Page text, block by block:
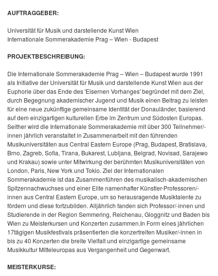
AUFTRAGGEBER:
Universität für Musik und darstellende Kunst Wien
Internationale Sommerakademie Prag – Wien - Budapest
PROJEKTBESCHREIBUNG:
Die Internationale Sommerakademie Prag – Wien – Budapest wurde 1991
als Initiative der Universität für Musik und darstellende Kunst Wien aus der
Euphorie über das Ende des 'Eisernen Vorhanges' begründet mit dem Ziel,
durch Begegnung akademischer Jugend und Musik einen Beitrag zu leisten
für eine neue zukünftige gemeinsame Identität der Donauländer, basierend
auf dem einzigartigen kulturellen Erbe im Zentrum und Südosten Europas.
Seither wird die Internationale Sommerakademie mit über 300 Teilnehmer/-
innen jährlich veranstaltet in Zusammenarbeit mit den führenden
Musikuniversitäten aus Central Eastern Europe (Prag, Budapest, Bratislava,
Brno, Zagreb, Sofia, Tirana, Bukarest, Lubljana, Belgrad, Novisad, Sarajewo
und Krakau) sowie unter Mitwirkung der berühmten Musikuniversitäten von
London, Paris, New York und Tokio. Ziel der Internationalen
Sommerakademie ist das Zusammenführen des musikalisch-akademischen
Spitzennachwuchses und einer Elite namenhafter Künstler-Professoren/-
innen aus Central Eastern Europe, um so herausragende Musiktalente zu
fördern und diese fortzubilden. Alljährlich fanden sich Professor/-innen und
Studierende in der Region Semmering, Reichenau, Gloggnitz und Baden bis
Wien zu Meisterkursen und Konzerten zusammen.In Form eines jährlichen
17tägigen Musikfestivals präsentierten die konzertreifen Musiker/-innen in
bis zu 40 Konzerten die breite Vielfalt und einzigartige gemeinsame
Musikkultur Mitteleuropas aus Vergangenheit und Gegenwart.
MEISTERKURSE: